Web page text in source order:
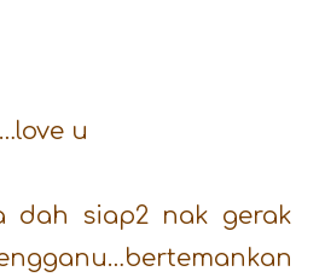
u
dah siap2 nak gerak